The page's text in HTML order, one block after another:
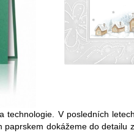
technologie. V posledních
dokážeme do detailu